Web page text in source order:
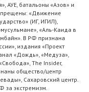
АУЕ, батальоны «Азов» и
«Движение
(ИГ, ИГИЛ),
«Аль-Каида в
В РФ признана
издания «Проект
«Дождь», «Медуза»,
The Insider,
общество/центр
Сахаровский центр.
за экстремизм.